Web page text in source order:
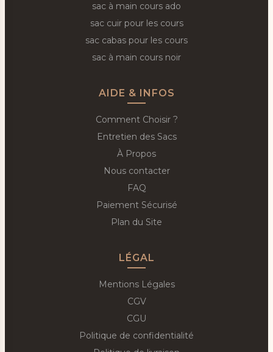
sac à main cours ado
sac cuir pour les cours
sac cabas pour les cours
sac à main cours noir
AIDE & INFOS
Comment Choisir ?
Entretien des Sacs
À Propos
Nous contacter
FAQ
Paiement Sécurisé
Plan du Site
LÉGAL
Mentions Légales
CGV
CGU
Politique de confidentialité